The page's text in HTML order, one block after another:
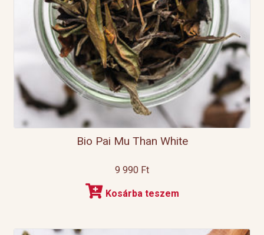
Bio Pai Mu Than White
9 990 Ft
Kosárba teszem